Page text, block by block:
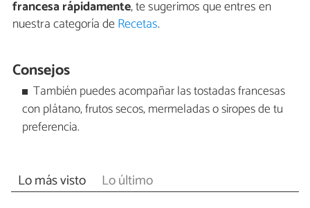
francesa rápidamente, te sugerimos que entres en
nuestra categoría deRecetas.
Consejos
También puedes acompañar las tostadas francesas
con plátano, frutos secos, mermeladas o siropes de tu
preferencia.
Lo más visto Lo último